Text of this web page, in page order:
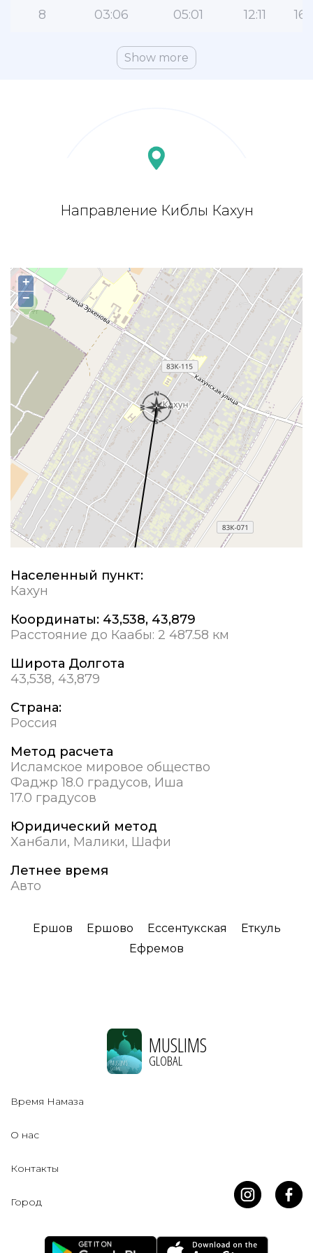
8 03:06 05:01 12:11
Show more
Направление Киблы Кахун
+
−
Населенный пункт:
Кахун
Координаты: 43,538, 43,879
Расстояние до Каабы: 2 487.58 км
Широта Долгота
43,538, 43,879
Страна:
Россия
Метод расчета
Исламское мировое общество
Фаджр 18.0 градусов, Иша
17.0 градусов
Юридический метод
Ханбали, Малики, Шафи
Летнее время
Авто
Ершов Ершово Ессентукская
Еткуль
Ефремов
MUSLIMS
GLOBAL
Время Намаза
О нас
Контакты
Город